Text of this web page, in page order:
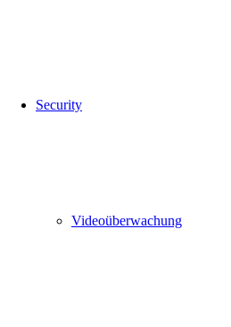
Security
Videoüberwachung